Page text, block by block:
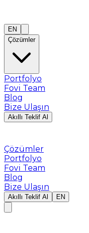
EN
Çözümler
Portfolyo
Fovi Team
Blog
Bize Ulaşın
Akıllı Teklif Al
Çözümler
Portfolyo
Fovi Team
Blog
Bize Ulaşın
Akıllı Teklif Al EN